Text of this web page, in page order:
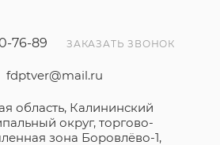
76-89 ЗАКАЗАТЬ ЗВОНОК
fdptver@mail.ru
область, Калининский
округ, торгово-
зона Боровлёво-1,